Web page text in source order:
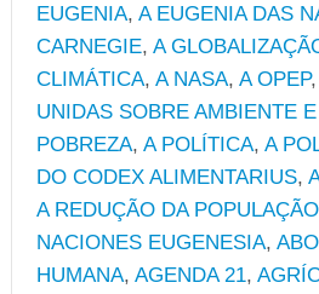
EUGENIA, A EUGENIA DAS
CARNEGIE, A
CLIMÁTICA, A NASA, A OPEP,
UNIDAS SOBRE AMBIENTE
POBREZA, A POLÍTICA, A
DO CODEX ALIMENTARIUS,
A REDUÇÃO DA POPULAÇÃO
NACIONES EUGENESIA,
HUMANA, AGENDA 21,